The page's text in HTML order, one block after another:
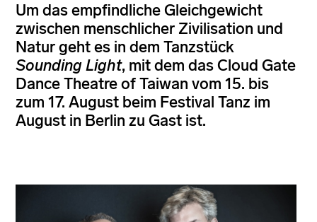
Um das empfindliche Gleichgewicht
zwischen menschlicher Zivilisation und
Natur geht es in dem Tanzstück
Sounding Light, mit dem das Cloud Gate
Dance Theatre of Taiwan vom 15. bis
zum 17. August beim Festival Tanz im
August in Berlin zu Gast ist.